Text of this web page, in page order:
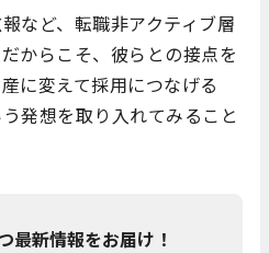
など、転職非アクティブ層
からこそ、彼らとの接点を
に変えて採用につなげる
発想を取り入れてみること
最新情報をお届け！